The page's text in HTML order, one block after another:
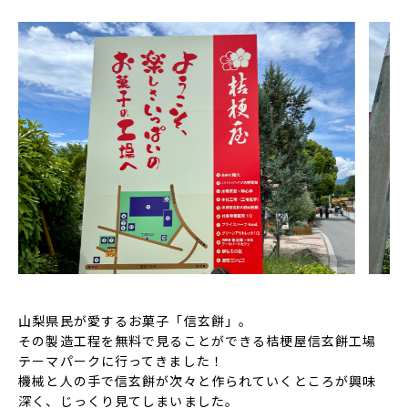
山梨県民が愛するお菓子「信玄餅」。
その製造工程を無料で見ることができる桔梗屋信玄餅工場
テーマパークに行ってきました！
機械と人の手で信玄餅が次々と作られていくところが興味
深く、じっくり見てしまいました。